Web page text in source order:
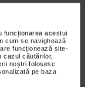
funcționarea acestui
cum se navighează
funcționează site-
cazul căutărilor,
noștri folosesc
pe baza